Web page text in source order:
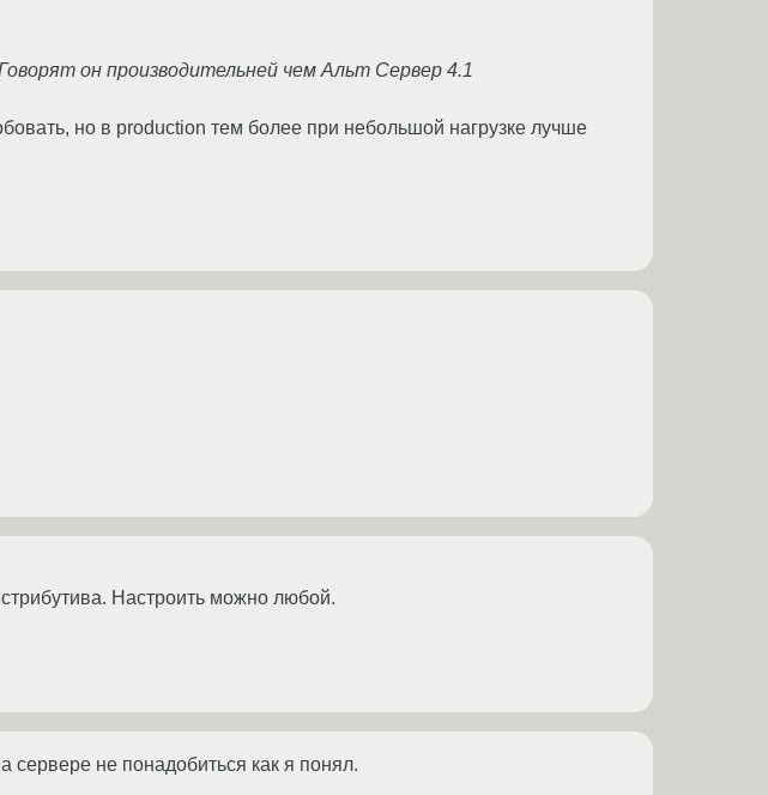
он производительней чем Альт Сервер 4.1
но в production тем более при небольшой нагрузке лучше
Настроить можно любой.
не понадобиться как я понял.